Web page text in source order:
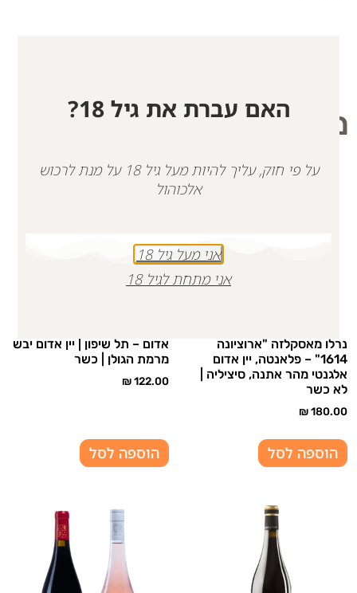
מוצרים קשורים
נרלו מאסקלזה "ארוציונה
1614" – פלאנטה, יין אדום
אלגנטי מהר אתנה, סיציליה |
לא כשר
₪180.00
הוספה לסל
אדום – תל שיפון | יין אדום יבש
מרמת הגולן | כשר
₪122.00
הוספה לסל
האם עברת את גיל 18?
על פי חוק, עליך להיות מעל גיל 18 על מנת לרכוש
אלכוהול
אני מעל גיל 18
אני מתחת לגיל 18